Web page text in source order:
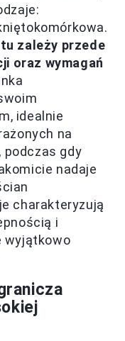
zależy przede
oraz wymagań
idealnie
na
podczas gdy
nadaje
charakteryzują
i
wyjątkowo